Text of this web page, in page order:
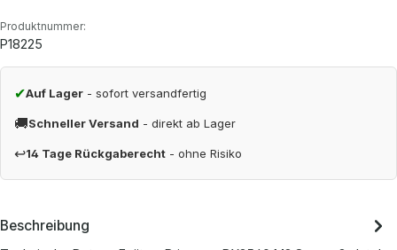
Produktnummer:
P18225
✔Auf Lager - sofort versandfertig
🚚Schneller Versand - direkt ab Lager
↩14 Tage Rückgaberecht - ohne Risiko
Beschreibung